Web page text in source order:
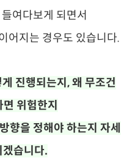
여다보게 되면서
어지는 경우도 있습니다.
진행되는지, 왜 무조건
위험한지
향을 정해야 하는지 자세
겠습니다.